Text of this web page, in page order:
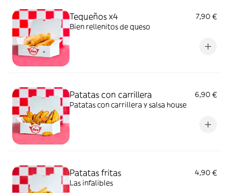
Tequeños x4
7,90 €
Bien rellenitos de queso
Patatas con carrillera
6,90 €
Patatas con carrillera y salsa house
Patatas fritas
4,90 €
Las infalibles